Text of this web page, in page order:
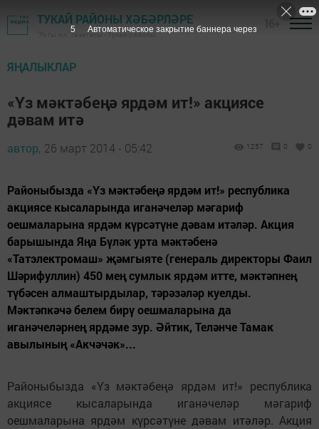
ТУКАЙ РАЙОНЫ ХӘБӘРЛӘРЕ
"Якты юл" газетасы - Тукай районы
ЯҢАЛЫКЛАР
«Үз мәктәбеңә ярдәм ит!» акциясе
дәвам итә
автор, 26 март 2014 - 05:42 1257 0 0
Районыбызда «Үз мәктәбеңә ярдәм ит!» республика
акциясе кысаларында иганәчеләр мәгариф
оешмаларына ярдәм күрсәтүне дәвам итәләр. Акция
барышында Яңа Бүләк урта мәктәбенә
«Татэлектромаш» җәмгыяте (генераль директоры Фаил
Шәрифуллин) 450 мең сумлык ярдәм итте, мәктәпнең
түбәсен алмаштырдылар, тәрәзәләр куелды.
Мәктәпкәчә белем бирү оешмаларына да
иганәчеләрнең ярдәме зур. Әйтик, Теләнче Тамак
авылының «Акчәчәк»...
Районыбызда «Үз мәктәбеңә ярдәм ит!» республика
акциясе кысаларында иганәчеләр мәгариф
оешмаларына ярдәм күрсәтүне дәвам итәләр. Акция
4 Автоматическое закрытие баннера через